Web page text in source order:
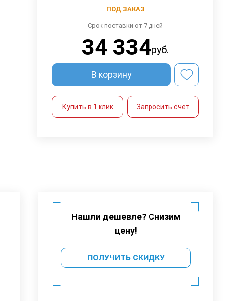
ПОД ЗАКАЗ
Срок поставки от 7 дней
34 334руб.
В корзину
Купить в 1 клик Запросить счет
Нашли дешевле? Снизим
цену!
ПОЛУЧИТЬ СКИДКУ